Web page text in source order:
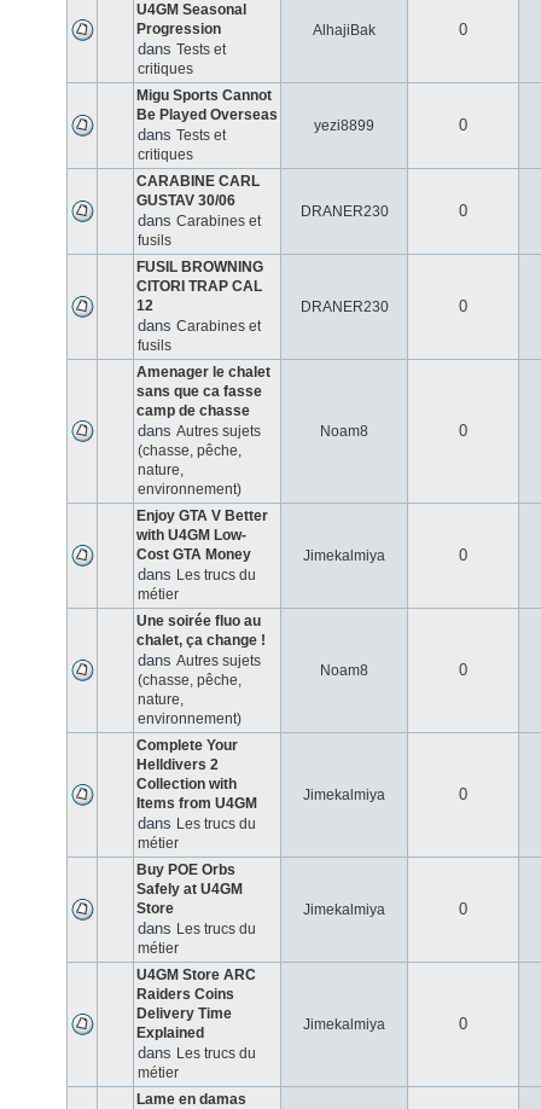
U4GM Seasonal
Progression
dans Tests et
critiques
AlhajiBak 0
Migu Sports Cannot
Be Played Overseas
dans Tests et
critiques
yezi8899 0
CARABINE CARL
GUSTAV 30/06
dans Carabines et
fusils
DRANER230 0
FUSIL BROWNING
CITORI TRAP CAL
12
dans Carabines et
fusils
DRANER230 0
Amenager le chalet
sans que ca fasse
camp de chasse
dans Autres sujets
(chasse, pêche,
nature,
environnement)
Noam8 0
Enjoy GTA V Better
with U4GM Low-
Cost GTA Money
dans Les trucs du
métier
Jimekalmiya 0
Une soirée fluo au
chalet, ça change !
dans Autres sujets
(chasse, pêche,
nature,
environnement)
Noam8 0
Complete Your
Helldivers 2
Collection with
Items from U4GM
dans Les trucs du
métier
Jimekalmiya 0
Buy POE Orbs
Safely at U4GM
Store
dans Les trucs du
métier
Jimekalmiya 0
U4GM Store ARC
Raiders Coins
Delivery Time
Explained
dans Les trucs du
métier
Jimekalmiya 0
Lame en damas